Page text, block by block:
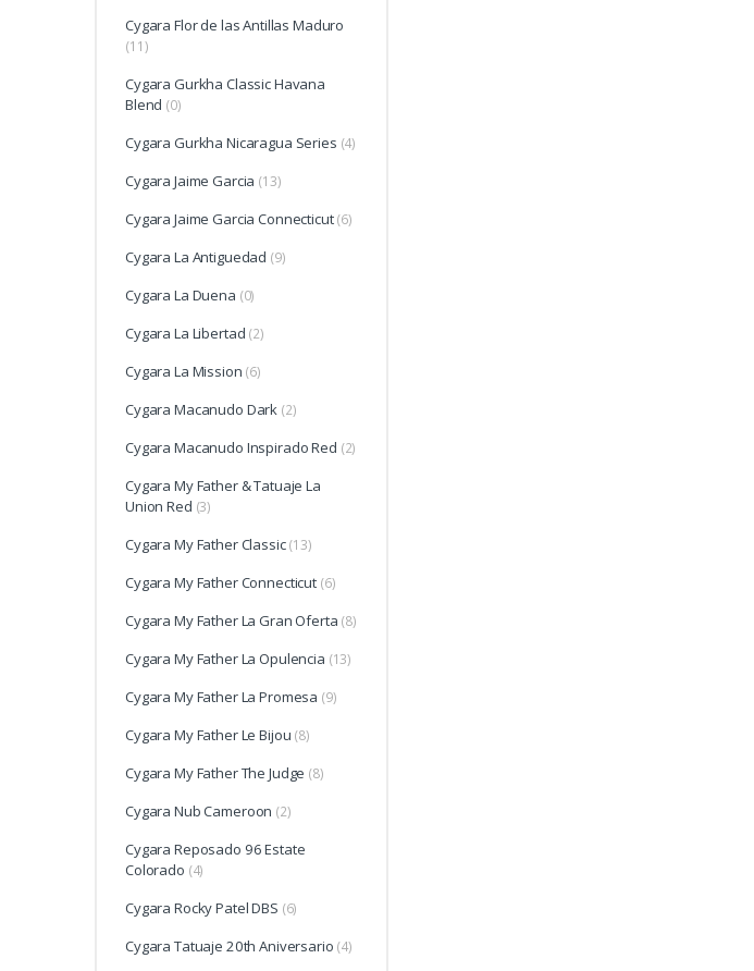
Cygara Flor de las Antillas Maduro
(11)
Cygara Gurkha Classic Havana
Blend (0)
Cygara Gurkha Nicaragua Series (4)
Cygara Jaime Garcia (13)
Cygara Jaime Garcia Connecticut (6)
Cygara La Antiguedad (9)
Cygara La Duena (0)
Cygara La Libertad (2)
Cygara La Mission (6)
Cygara Macanudo Dark (2)
Cygara Macanudo Inspirado Red (2)
Cygara My Father & Tatuaje La
Union Red (3)
Cygara My Father Classic (13)
Cygara My Father Connecticut (6)
Cygara My Father La Gran Oferta (8)
Cygara My Father La Opulencia (13)
Cygara My Father La Promesa (9)
Cygara My Father Le Bijou (8)
Cygara My Father The Judge (8)
Cygara Nub Cameroon (2)
Cygara Reposado 96 Estate
Colorado (4)
Cygara Rocky Patel DBS (6)
Cygara Tatuaje 20th Aniversario (4)